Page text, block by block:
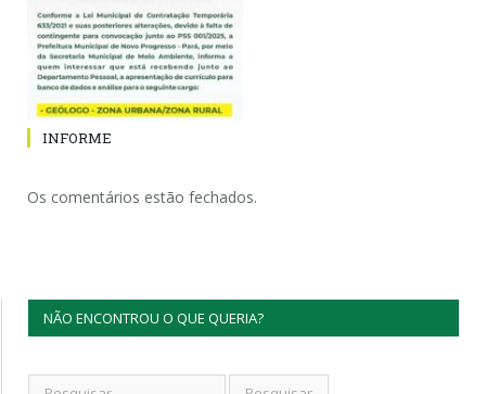
INFORME
Os comentários estão fechados.
NÃO ENCONTROU O QUE QUERIA?